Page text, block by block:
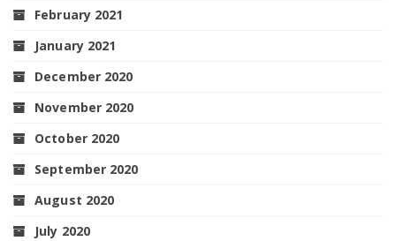
February 2021
January 2021
December 2020
November 2020
October 2020
September 2020
August 2020
July 2020